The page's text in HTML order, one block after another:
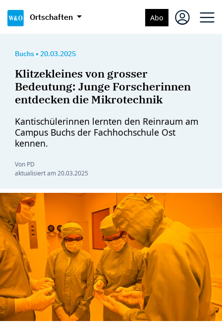
Ortschaften Abo
Buchs • 20.03.2025
Klitzekleines von grosser
Bedeutung: Junge Forscherinnen
entdecken die Mikrotechnik
Kantischülerinnen lernten den Reinraum am
Campus Buchs der Fachhochschule Ost
kennen.
Von PD
aktualisiert am20.03.2025